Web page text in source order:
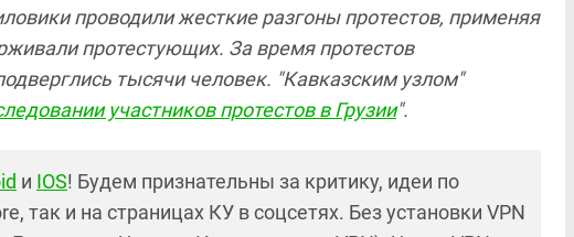
проводили жесткие разгоны протестов, применяя
протестующих. За время протестов
тысячи человек. "Кавказским узлом"
участников протестов в Грузии".
и IOS! Будем признательны за критику, идеи по
так и на страницах КУ в соцсетях. Без установки VPN